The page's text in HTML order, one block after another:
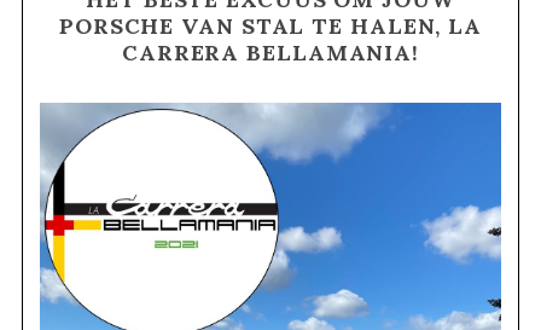
PORSCHE VAN STAL TE HALEN, LA
CARRERA BELLAMANIA!